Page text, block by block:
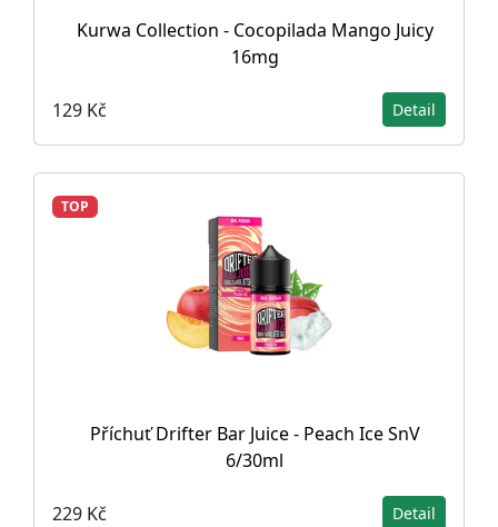
Kurwa Collection - Cocopilada Mango Juicy
16mg
129 Kč Detail
TOP
Příchuť Drifter Bar Juice - Peach Ice SnV
6/30ml
229 Kč Detail